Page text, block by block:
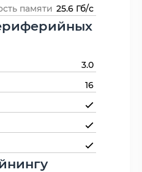
памяти 25.6 Гб/с
3.0
16